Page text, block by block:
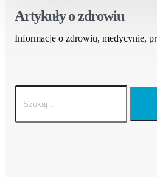
Artykuły o zdrowiu
Informacje o zdrowiu, medycynie,